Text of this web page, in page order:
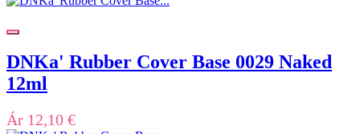
DNKa' Rubber Cover Base 0029 Naked
12ml
Ár 12,10 €